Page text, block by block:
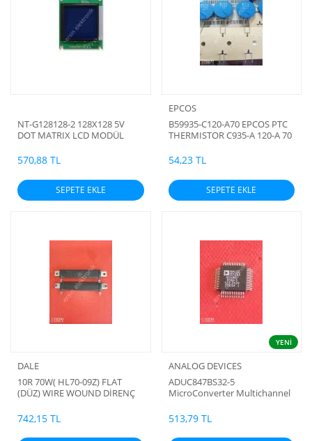
NT-G128128-2 128X128 5V
DOT MATRIX LCD MODÜL
:100MM YÜKSEKLİK:14MM
(MAX)
570,88 TL
SEPETE EKLE
EPCOS
B59935-C120-A70 EPCOS PTC
THERMISTOR C935-A 120-A 70
54,23 TL
SEPETE EKLE
DALE
10R 70W( HL70-09Z) FLAT
(DÜZ) WIRE WOUND DİRENÇ
YÜKSEKLİK 27MM )
742,15 TL
YENİ
ANALOG DEVICES
ADUC847BS32-5
MicroConverter Multichannel
Embedded 62 kB Flash and
Single-Cycle MCU
513,79 TL